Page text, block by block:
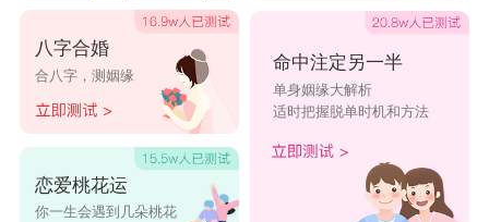
2023。让我们在2024扭转乾坤，奋发向上!!!
20、2023再见!2024你好!送给不值一提的过去，送
给将来更好的自己!加油!
21、2023再见，2024你好!希望2024一切安好。
22、再见2023，你好2024。往事清零，新的一年，
新的一天，新的开始。愿2024都要开心、平安，健
八字合婚
合八字，测姻缘
恋爱桃花运
你一生会遇到几朵桃花
命中注定另一半
单身姻缘大解析
适时把握脱单时机和方法